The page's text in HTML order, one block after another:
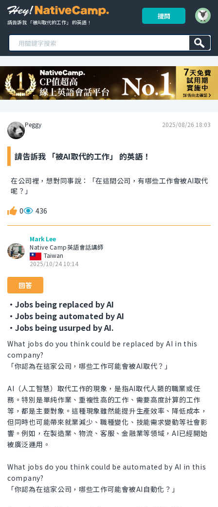
請告訴我 「被AI取代的工作」 的英語！
提問
Peggy 2025/08/26 18:03
請告訴我 「被AI取代的工作」 的英語！
在公司裡，想對同事說：「在這間公司，有哪些工作會被AI取代
呢？」
0 436
Mark Lee
Native Camp英語會話講師
Taiwan
2025/10/24 10:14
回答
・Jobs being replaced by AI
・Jobs being automated by AI
・Jobs being usurped by AI.
What jobs do you think could be replaced by AI in this
company?
「你認為在這家公司，哪​​些工作可能會被AI取代？」
AI（人工智慧）取代工作的現象，是指AI取代人類的職業或任
務。特別是單純作業、重複性高的工作、需要高度計算的工作
等，都是主要對象。這種現象雖然能提升生產效率、降低成本，
但同時也可能帶來就業減少、職種變化、技能需求變動等社會影
響。例如，在製造業、物流、客服、金融業等領域，AI已經開始
被廣泛運用。
What jobs do you think could be automated by AI in this
company?
「你認為在這家公司，哪些工作可能會被AI自動化？」